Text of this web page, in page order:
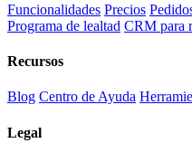
Funcionalidades Precios
Programa de lealtad CRM para
Recursos
Blog Centro de Ayuda
Legal